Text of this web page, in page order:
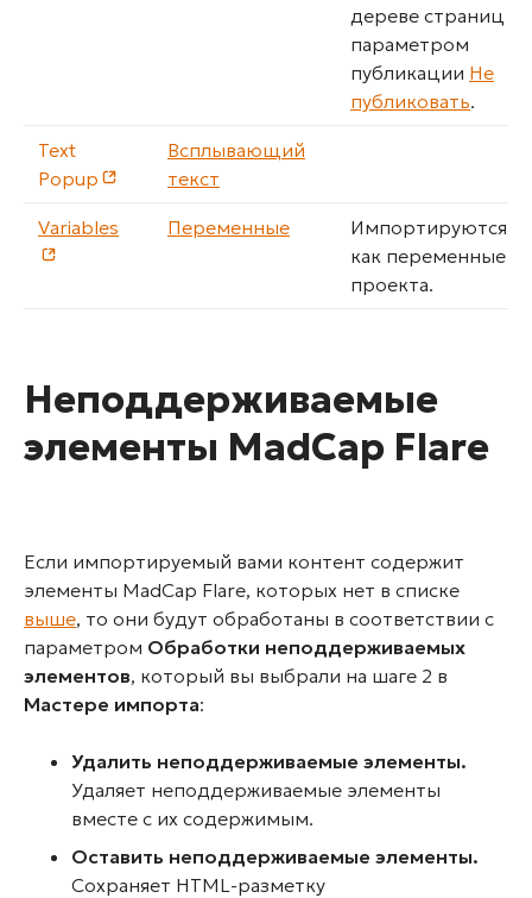
дереве страниц с
параметром
публикации Не
публиковать.
Text
Popup
Всплывающий
текст
Variables Переменные
Импортируются
как переменные
проекта.
Неподдерживаемые
элементы MadCap Flare
Если импортируемый вами контент содержит
элементы MadCap Flare, которых нет в списке
выше, то они будут обработаны в соответствии с
параметром Обработки неподдерживаемых
элементов, который вы выбрали на шаге 2 в
Мастере импорта:
Удалить неподдерживаемые элементы.
Удаляет неподдерживаемые элементы
вместе с их содержимым.
Оставить неподдерживаемые элементы.
Сохраняет HTML-разметку